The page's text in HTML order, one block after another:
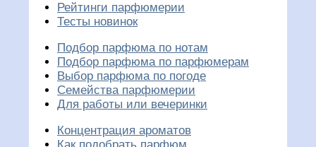
Рейтинги парфюмерии
Тесты новинок
Подбор парфюма по нотам
Подбор парфюма по парфюмерам
Выбор парфюма по погоде
Семейства парфюмерии
Для работы или вечеринки
Концентрация ароматов